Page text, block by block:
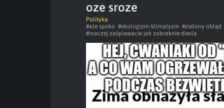
oze sroze
Polityka
#ale spoko #ekologizm-klimatyzm #zielony obłęd
#inaczej zaśpiewacie jak zabraknie diesla